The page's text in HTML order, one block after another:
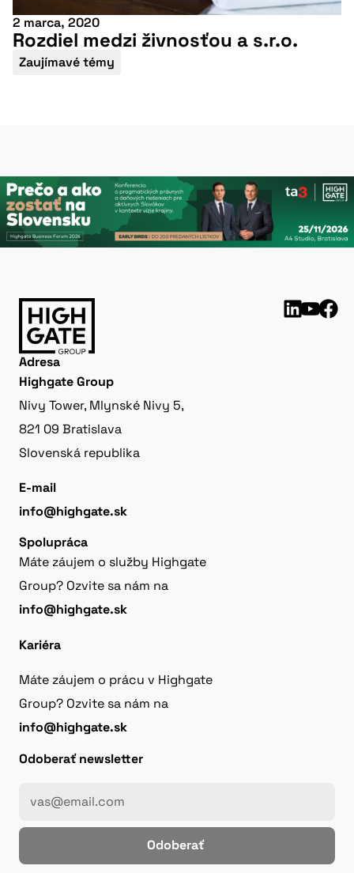
2 marca, 2020
Rozdiel medzi živnosťou a s.r.o.
Zaujímavé témy
Adresa
Highgate Group
Nivy Tower, Mlynské Nivy 5,
821 09 Bratislava
Slovenská republika
E-mail
info@highgate.sk
Spolupráca
Máte záujem o služby Highgate
Group? Ozvite sa nám na
info@highgate.sk
Kariéra
Máte záujem o prácu v Highgate
Group? Ozvite sa nám na
info@highgate.sk
Odoberať newsletter
Odoberať